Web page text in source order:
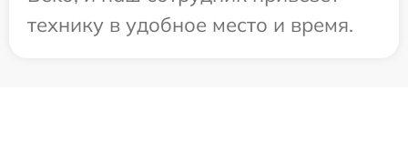
технику в удобное место и время.